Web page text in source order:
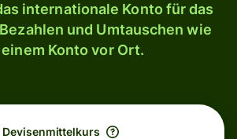
internationale Konto für das
und Umtauschen wie
Konto vor Ort.
Devisenmittelkurs